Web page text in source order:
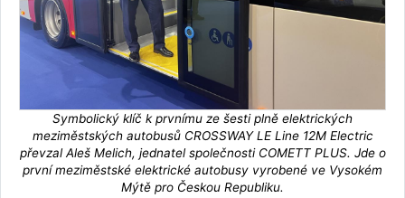
Symbolický klíč k prvnímu ze šesti plně elektrických
meziměstských autobusů CROSSWAY LE Line 12M Electric
převzal Aleš Melich, jednatel společnosti COMETT PLUS. Jde o
první meziměstské elektrické autobusy vyrobené ve Vysokém
Mýtě pro Českou Republiku.